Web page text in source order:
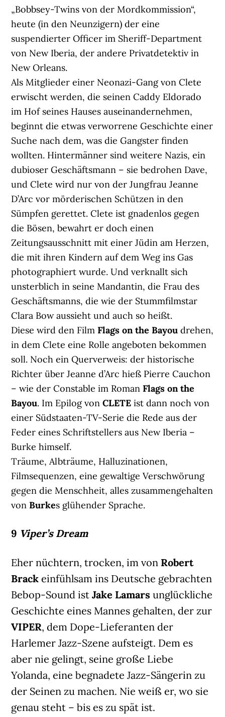
„Bobbsey-Twins von der Mordkommission“,
heute (in den Neunzigern) der eine
suspendierter Officer im Sheriff-Department
von New Iberia, der andere Privatdetektiv in
New Orleans.
Als Mitglieder einer Neonazi-Gang von Clete
erwischt werden, die seinen Caddy Eldorado
im Hof seines Hauses auseinandernehmen,
beginnt die etwas verworrene Geschichte einer
Suche nach dem, was die Gangster finden
wollten. Hintermänner sind weitere Nazis, ein
dubioser Geschäftsmann – sie bedrohen Dave,
und Clete wird nur von der Jungfrau Jeanne
D’Arc vor mörderischen Schützen in den
Sümpfen gerettet. Clete ist gnadenlos gegen
die Bösen, bewahrt er doch einen
Zeitungsausschnitt mit einer Jüdin am Herzen,
die mit ihren Kindern auf dem Weg ins Gas
photographiert wurde. Und verknallt sich
unsterblich in seine Mandantin, die Frau des
Geschäftsmanns, die wie der Stummfilmstar
Clara Bow aussieht und auch so heißt.
Diese wird den FilmFlags on the Bayoudrehen,
in dem Clete eine Rolle angeboten bekommen
soll. Noch ein Querverweis: der historische
Richter über Jeanne d’Arc hieß Pierre Cauchon
– wie der Constable im RomanFlags on the
Bayou. Im Epilog vonCLETE ist dann noch von
einer Südstaaten-TV-Serie die Rede aus der
Feder eines Schriftstellers aus New Iberia –
Burke himself.
Träume, Albträume, Halluzinationen,
Filmsequenzen, eine gewaltige Verschwörung
gegen die Menschheit, alles zusammengehalten
vonBurkes glühender Sprache.
9 Viper’s Dream
Eher nüchtern, trocken, im von Robert
Brack einfühlsam ins Deutsche gebrachten
Bebop-Sound istJake Lamars unglückliche
Geschichte eines Mannes gehalten, der zur
VIPER, dem Dope-Lieferanten der
Harlemer Jazz-Szene aufsteigt. Dem es
aber nie gelingt, seine große Liebe
Yolanda, eine begnadete Jazz-Sängerin zu
der Seinen zu machen. Nie weiß er, wo sie
genau steht – bis es zu spät ist.